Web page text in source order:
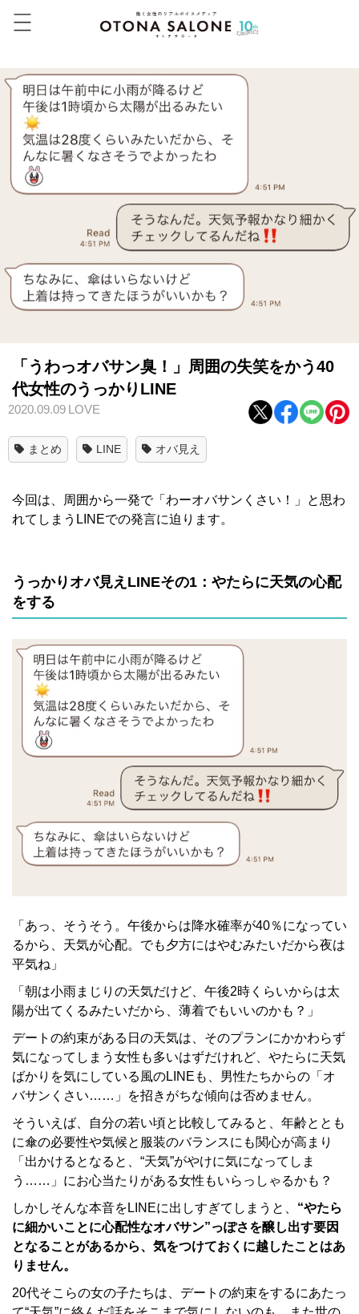
「うわっオバサン臭！」周囲の失笑をかう40
代女性のうっかりLINE
2020.09.09 LOVE
まとめ LINE オバ見え
今回は、周囲から一発で「わーオバサンくさい！」と思わ
れてしまうLINEでの発言に迫ります。
うっかりオバ見えLINEその1：やたらに天気の心配
をする
「あっ、そうそう。午後からは降水確率が40％になってい
るから、天気が心配。でも夕方にはやむみたいだから夜は
平気ね」
「朝は小雨まじりの天気だけど、午後2時くらいからは太
陽が出てくるみたいだから、薄着でもいいのかも？」
デートの約束がある日の天気は、そのプランにかかわらず
気になってしまう女性も多いはずだけれど、やたらに天気
ばかりを気にしている風のLINEも、男性たちからの「オ
バサンくさい……」を招きがちな傾向は否めません。
そういえば、自分の若い頃と比較してみると、年齢ととも
に傘の必要性や気候と服装のバランスにも関心が高まり
「出かけるとなると、“天気”がやけに気になってしま
う……」にお心当たりがある女性もいらっしゃるかも？
しかしそんな本音をLINEに出しすぎてしまうと、 “やたら
に細かいことに心配性なオバサン”っぽさを醸し出す要因
となることがあるから、気をつけておくに越したことはあ
りません。
20代そこらの女の子たちは、デートの約束をするにあたっ